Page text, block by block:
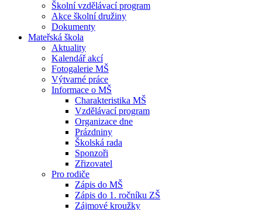
Školní vzdělávací program
Akce školní družiny
Dokumenty
Mateřská škola
Aktuality
Kalendář akcí
Fotogalerie MŠ
Výtvarné práce
Informace o MŠ
Charakteristika MŠ
Vzdělávací program
Organizace dne
Prázdniny
Školská rada
Sponzoři
Zřizovatel
Pro rodiče
Zápis do MŠ
Zápis do 1. ročníku ZŠ
Zájmové kroužky